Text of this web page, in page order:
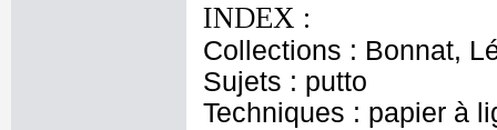
INDEX :
Collections : Bonnat,
Sujets : putto
Techniques : papier à